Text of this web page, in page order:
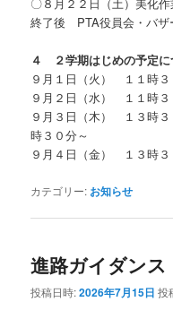
終了後 PTA役員会・バザ
４ ２学期はじめの予定に
９月１日（火） １１時
９月２日（水） １１時
９月３日（木） １３時
時３０分～
９月４日（金） １３時
カテゴリー: お知らせ
進路ガイダン
投稿日時:2026年7月15日 投